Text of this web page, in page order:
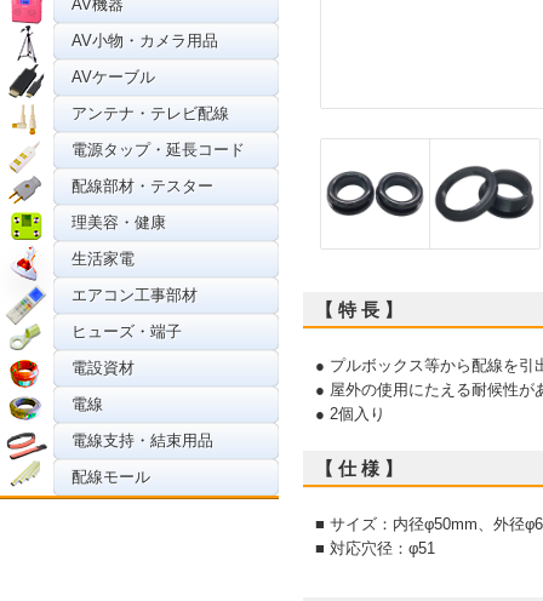
AV機器
AV小物・カメラ用品
AVケーブル
アンテナ・テレビ配線
電源タップ・延長コード
配線部材・テスター
理美容・健康
生活家電
エアコン工事部材
ヒューズ・端子
電設資材
電線
電線支持・結束用品
配線モール
【 特 長 】
● プルボックス等から配線を引
● 屋外の使用にたえる耐候性が
● 2個入り
【 仕 様 】
■ サイズ：内径φ50mm、外径
■ 対応穴径：φ51